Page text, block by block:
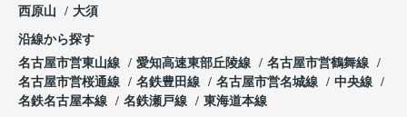
西原山
大須
沿線から探す
名古屋市営東山線
愛知高速東部丘陵線
名古屋市営鶴舞線
名古屋市営桜通線
名鉄豊田線 名古屋市営名城線
中央線
名鉄名古屋本線
名鉄瀬戸線 東海道本線